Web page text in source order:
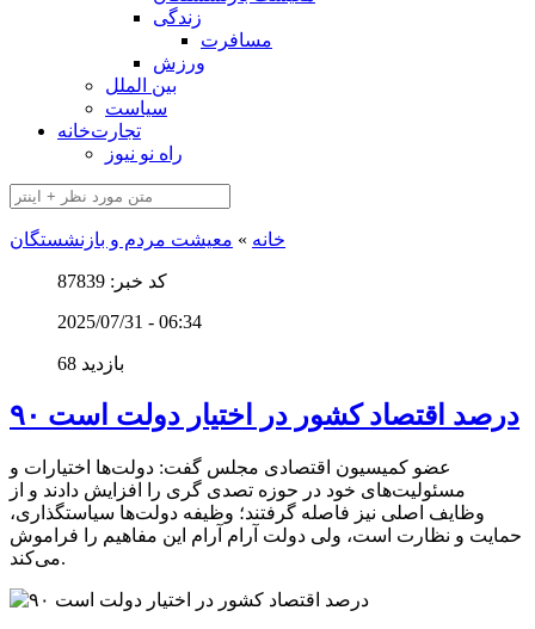
زندگی
مسافرت
ورزش
بین الملل
سیاست
تجارت‌خانه
راه نو نیوز
خانه » معیشت مردم و بازنشستگان
کد خبر: 87839
2025/07/31 - 06:34
68 بازدید
۹۰ درصد اقتصاد کشور در اختیار دولت است
عضو کمیسیون اقتصادی مجلس گفت: دولت‌ها اختیارات و
مسئولیت‌های خود در حوزه تصدی گری را افزایش دادند و از
وظایف اصلی نیز فاصله گرفتند؛ وظیفه دولت‌ها سیاستگذاری،
حمایت و نظارت است، ولی دولت آرام آرام این مفاهیم را فراموش
می‌کند.